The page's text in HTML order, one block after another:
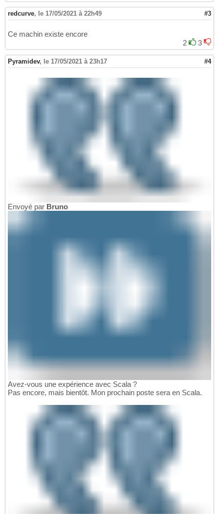
redcurve, le 17/05/2021 à 22h49 #3
Ce machin existe encore
2
3
Pyramidev, le 17/05/2021 à 23h17 #4
Envoyé par Bruno
Avez-vous une expérience avec Scala ?
Pas encore, mais bientôt. Mon prochain poste sera en Scala.